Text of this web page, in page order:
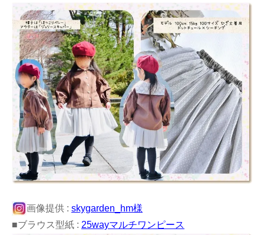
画像提供 : skygarden_hm様
■ブラウス型紙 : 25wayマルチワンピース